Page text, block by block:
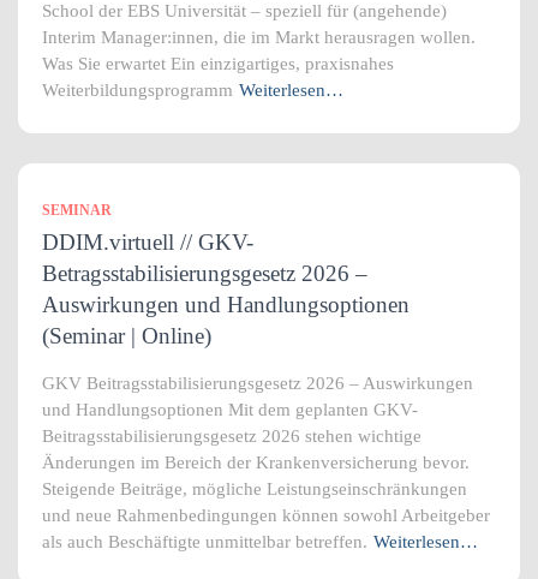
School der EBS Universität – speziell für (angehende)
Interim Manager:innen, die im Markt herausragen wollen.
Was Sie erwartet Ein einzigartiges, praxisnahes
Weiterbildungsprogramm Weiterlesen…
SEMINAR
DDIM.virtuell // GKV-
Betragsstabilisierungsgesetz 2026 –
Auswirkungen und Handlungsoptionen
(Seminar | Online)
GKV Beitragsstabilisierungsgesetz 2026 – Auswirkungen
und Handlungsoptionen Mit dem geplanten GKV-
Beitragsstabilisierungsgesetz 2026 stehen wichtige
Änderungen im Bereich der Krankenversicherung bevor.
Steigende Beiträge, mögliche Leistungseinschränkungen
und neue Rahmenbedingungen können sowohl Arbeitgeber
als auch Beschäftigte unmittelbar betreffen. Weiterlesen…